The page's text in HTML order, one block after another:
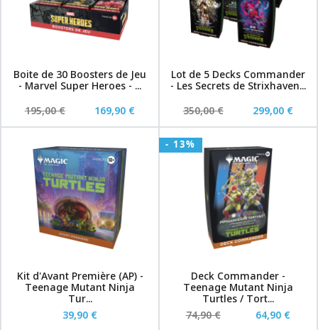
Boite de 30 Boosters de Jeu
- Marvel Super Heroes - ...
195,00 €
169,90 €
Lot de 5 Decks Commander
- Les Secrets de Strixhaven...
350,00 €
299,00 €
Kit d'Avant Première (AP) -
Teenage Mutant Ninja
Tur...
39,90 €
- 13%
Deck Commander -
Teenage Mutant Ninja
Turtles / Tort...
74,90 €
64,90 €